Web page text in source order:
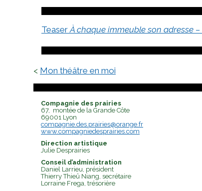
Teaser À chaque immeuble son adresse –
Navigation
Mon théâtre en moi
Compagnie des prairies
67, montée de la Grande Côte
69001 Lyon
compagnie.des.prairies@orange.fr
www.compagniedesprairies.com
Direction artistique
Julie Desprairies
Conseil d’administration
Daniel Larrieu, président
Thierry Thieû Niang, secrétaire
Lorraine Frega, trésorière